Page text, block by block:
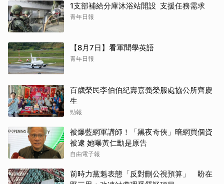
1支部補給分庫沐浴站開設 支援任務需求
青年日報
【8月7日】看軍聞學英語
青年日報
百歲榮民李伯伯紀壽嘉義榮服處協公所齊慶
生
勁報
被爆藍網軍講師！「黑夜奇俠」暗網買個資
被逮 她曝黃仁勳是原告
自由電子報
前時力黨魁表態「反對刪公視預算」 盼在